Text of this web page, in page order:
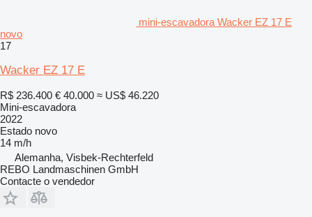
mini-escavadora Wacker EZ 17 E
novo
17
Wacker EZ 17 E
R$ 236.400 € 40.000 ≈ US$ 46.220
Mini-escavadora
2022
Estado novo
14 m/h
Alemanha, Visbek-Rechterfeld
REBO Landmaschinen GmbH
Contacte o vendedor